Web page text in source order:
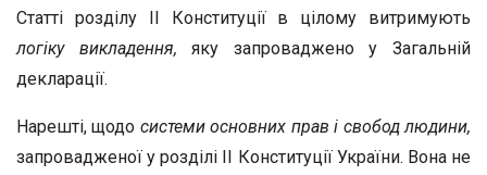
Статті розділу II Конституції в цілому витримують
логіку викладення,яку запроваджено у Загальній
декларації.
Нарешті, щодо системи основних прав і свобод людини,
запровадженої у розділі II Конституції України. Вона не